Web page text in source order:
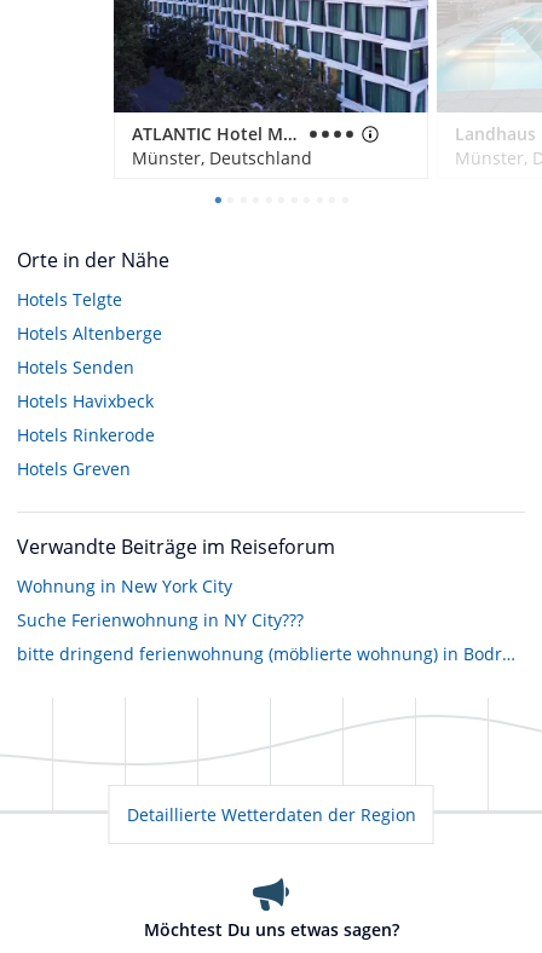
ATLANTIC Hotel Münster
Münster, Deutschland
Landhaus
Münster,
Orte in der Nähe
Hotels Telgte
Hotels Altenberge
Hotels Senden
Hotels Havixbeck
Hotels Rinkerode
Hotels Greven
Verwandte Beiträge im Reiseforum
Wohnung in New York City
Suche Ferienwohnung in NY City???
bitte dringend ferienwohnung (möblierte wohnung) in Bodrum und umgebung
Detaillierte Wetterdaten der Region
Möchtest Du uns etwas sagen?